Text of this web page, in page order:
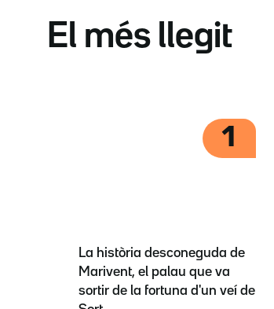
El més llegit
1
La història desconeguda de
Marivent, el palau que va
sortir de la fortuna d'un veí de